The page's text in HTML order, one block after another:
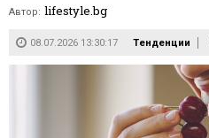
Автор: lifestyle.bg
08.07.2026 13:30:17 Тенденции